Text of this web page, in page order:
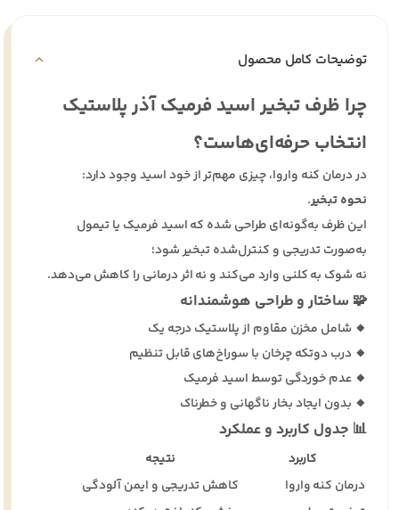
توضیحات کامل محصول
چرا ظرف تبخیر اسید فرمیک آذر پلاستیک
انتخاب حرفه‌ای‌هاست؟
در درمان کنه واروا، چیزی مهم‌تر از خود اسید وجود دارد:
نحوه تبخیر.
این ظرف به‌گونه‌ای طراحی شده که اسید فرمیک یا تیمول
به‌صورت تدریجی و کنترل‌شده تبخیر شود؛
نه شوک به کلنی وارد می‌کند و نه اثر درمانی را کاهش می‌دهد.
🧩 ساختار و طراحی هوشمندانه
🔸 شامل مخزن مقاوم از پلاستیک درجه یک
🔸 درب دو‌تکه چرخان با سوراخ‌های قابل تنظیم
🔸 عدم خوردگی توسط اسید فرمیک
🔸 بدون ایجاد بخار ناگهانی و خطرناک
📊 جدول کاربرد و عملکرد
کاربرد
نتیجه
درمان کنه واروا
کاهش تدریجی و ایمن آلودگی